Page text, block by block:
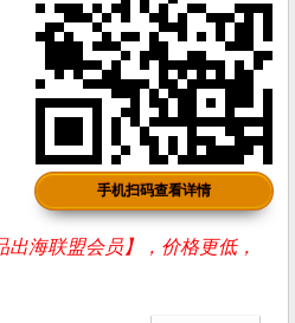
手机扫码查看详情
海联盟会员】，价格更低，